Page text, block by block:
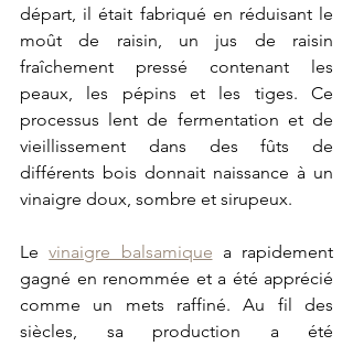
départ, il était fabriqué en réduisant le
moût de raisin, un jus de raisin
fraîchement pressé contenant les
peaux, les pépins et les tiges. Ce
processus lent de fermentation et de
vieillissement dans des fûts de
différents bois donnait naissance à un
vinaigre doux, sombre et sirupeux.
Le vinaigre balsamique a rapidement
gagné en renommée et a été apprécié
comme un mets raffiné. Au fil des
siècles, sa production a été